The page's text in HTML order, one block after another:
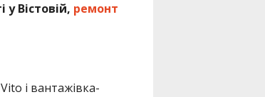
у Вістовій, ремонт
і вантажівка-